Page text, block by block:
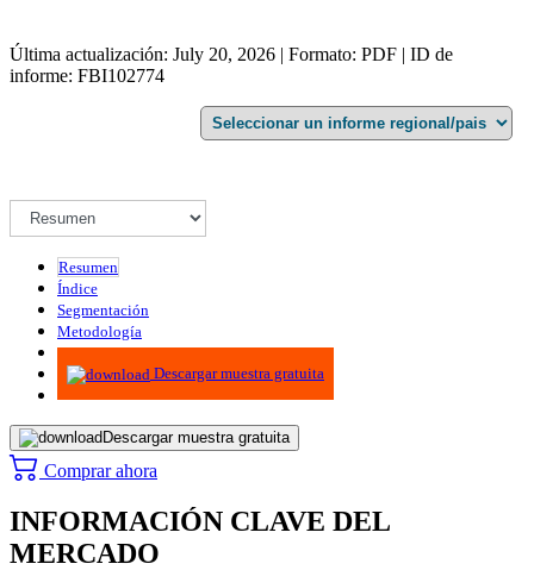
Última actualización: July 20, 2026 | Formato: PDF | ID de
informe: FBI102774
Resumen
Índice
Segmentación
Metodología
Infografías
Descargar muestra gratuita
Descargar muestra gratuita
Comprar ahora
INFORMACIÓN CLAVE DEL
MERCADO